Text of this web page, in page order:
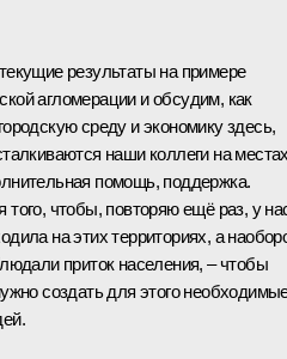
результаты на примере
агломерации и обсудим, как
среду и экономику здесь,
наши коллеги на
помощь, поддержка.
чтобы, повторяю ещё раз, у
на этих территориях, а
приток населения, – чтобы
создать для этого